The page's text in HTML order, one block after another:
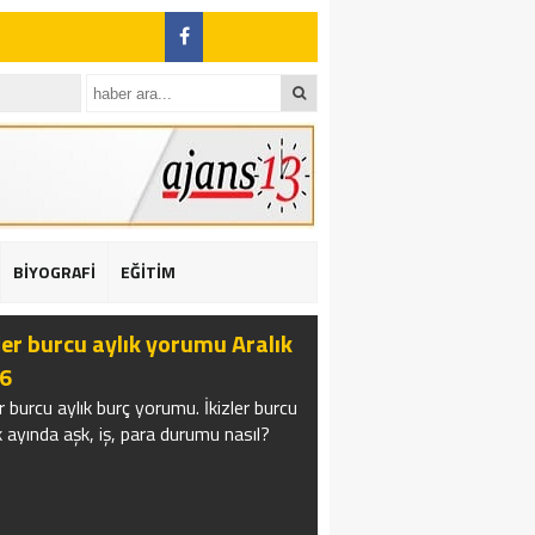
2 yaralı
BİYOGRAFİ EĞİTİM
burcu aylık yorumu Aralık
burcu aylık burç yorumu. İkizler burcu
ayında aşk, iş, para durumu nasıl?